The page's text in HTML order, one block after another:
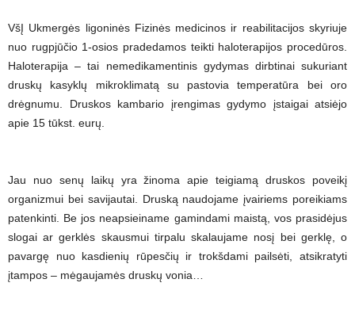
VšĮ Ukmergės ligoninės Fizinės medicinos ir reabilitacijos skyriuje
nuo rugpjūčio 1-osios pradedamos teikti haloterapijos procedūros.
Haloterapija – tai nemedikamentinis gydymas dirbtinai sukuriant
druskų kasyklų mikroklimatą su pastovia temperatūra bei oro
drėgnumu. Druskos kambario įrengimas gydymo įstaigai atsiėjo
apie 15 tūkst. eurų.
Jau nuo senų laikų yra žinoma apie teigiamą druskos poveikį
organizmui bei savijautai. Druską naudojame įvairiems poreikiams
patenkinti. Be jos neapsieiname gamindami maistą, vos prasidėjus
slogai ar gerklės skausmui tirpalu skalaujame nosį bei gerklę, o
pavargę nuo kasdienių rūpesčių ir trokšdami pailsėti, atsikratyti
įtampos – mėgaujamės druskų vonia…